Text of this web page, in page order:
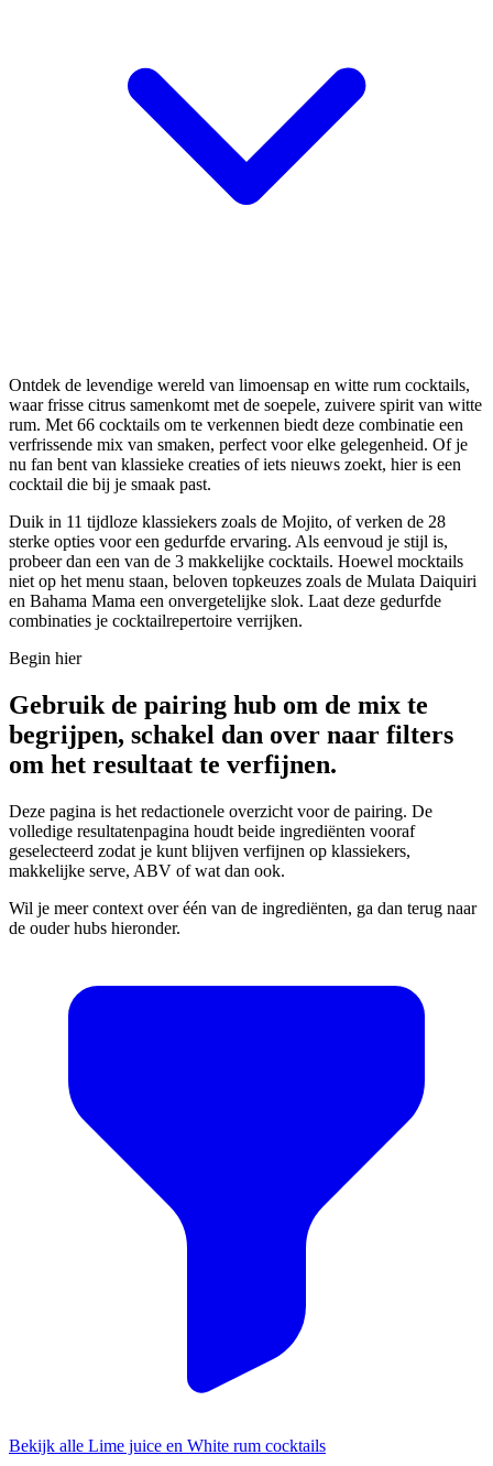
Ontdek de levendige wereld van limoensap en witte rum cocktails,
waar frisse citrus samenkomt met de soepele, zuivere spirit van witte
rum. Met 66 cocktails om te verkennen biedt deze combinatie een
verfrissende mix van smaken, perfect voor elke gelegenheid. Of je
nu fan bent van klassieke creaties of iets nieuws zoekt, hier is een
cocktail die bij je smaak past.
Duik in 11 tijdloze klassiekers zoals de Mojito, of verken de 28
sterke opties voor een gedurfde ervaring. Als eenvoud je stijl is,
probeer dan een van de 3 makkelijke cocktails. Hoewel mocktails
niet op het menu staan, beloven topkeuzes zoals de Mulata Daiquiri
en Bahama Mama een onvergetelijke slok. Laat deze gedurfde
combinaties je cocktailrepertoire verrijken.
Begin hier
Gebruik de pairing hub om de mix te
begrijpen, schakel dan over naar filters
om het resultaat te verfijnen.
Deze pagina is het redactionele overzicht voor de pairing. De
volledige resultatenpagina houdt beide ingrediënten vooraf
geselecteerd zodat je kunt blijven verfijnen op klassiekers,
makkelijke serve, ABV of wat dan ook.
Wil je meer context over één van de ingrediënten, ga dan terug naar
de ouder hubs hieronder.
Bekijk alle Lime juice en White rum cocktails